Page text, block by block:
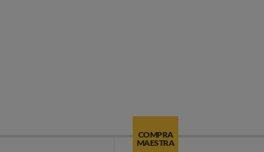
COMPRA
MAESTRA